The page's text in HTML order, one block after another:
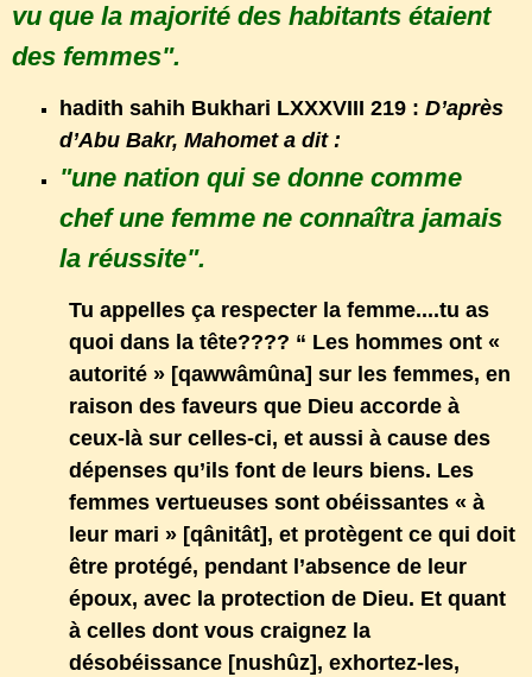
vu que la majorité des habitants étaient
des femmes".
hadith sahih Bukhari LXXXVIII 219 : D’après
d’Abu Bakr, Mahomet a dit :
"une nation qui se donne comme
chef une femme ne connaîtra jamais
la réussite".
Tu appelles ça respecter la femme....tu as
quoi dans la tête???? “ Les hommes ont «
autorité » [qawwâmûna] sur les femmes, en
raison des faveurs que Dieu accorde à
ceux-là sur celles-ci, et aussi à cause des
dépenses qu’ils font de leurs biens. Les
femmes vertueuses sont obéissantes « à
leur mari » [qânitât], et protègent ce qui doit
être protégé, pendant l’absence de leur
époux, avec la protection de Dieu. Et quant
à celles dont vous craignez la
désobéissance [nushûz], exhortez-les,